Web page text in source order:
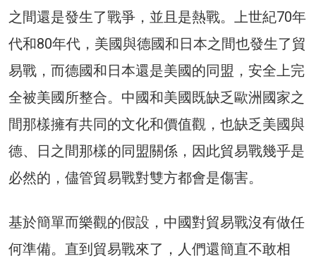
之間還是發生了戰爭，並且是熱戰。上世紀70年
代和80年代，美國與德國和日本之間也發生了貿
易戰，而德國和日本還是美國的同盟，安全上完
全被美國所整合。中國和美國既缺乏歐洲國家之
間那樣擁有共同的文化和價值觀，也缺乏美國與
德、日之間那樣的同盟關係，因此貿易戰幾乎是
必然的，儘管貿易戰對雙方都會是傷害。
基於簡單而樂觀的假設，中國對貿易戰沒有做任
何準備。直到貿易戰來了，人們還簡直不敢相